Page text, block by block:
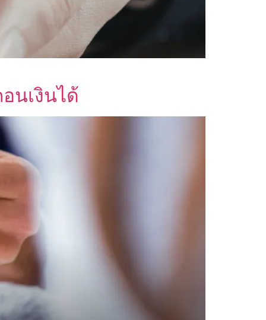
นเงินได้